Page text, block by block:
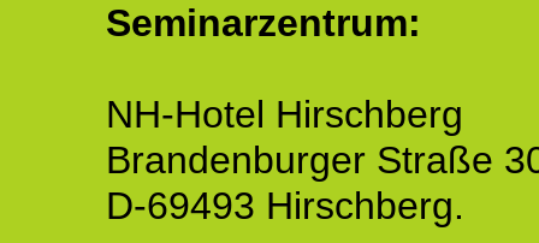
Seminarzentrum:
NH-Hotel Hirschberg
Brandenburger Straße
D-69493 Hirschberg.